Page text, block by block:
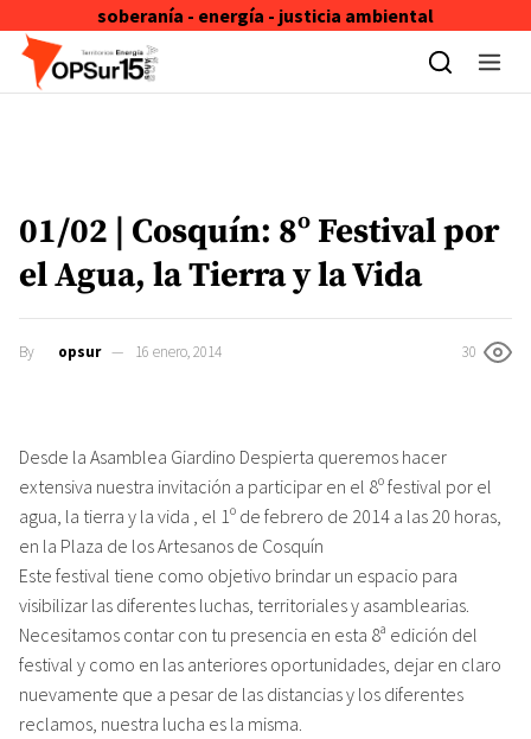
soberanía - energía - justicia ambiental
Skip to content
01/02 | Cosquín: 8º Festival por
el Agua, la Tierra y la Vida
By opsur 16 enero, 2014 30
Desde la Asamblea Giardino Despierta queremos hacer
extensiva nuestra invitación a participar en el 8º festival por el
agua, la tierra y la vida , el 1º de febrero de 2014 a las 20 horas,
en la Plaza de los Artesanos de Cosquín
Este festival tiene como objetivo brindar un espacio para
visibilizar las diferentes luchas, territoriales y asamblearias.
Necesitamos contar con tu presencia en esta 8ª edición del
festival y como en las anteriores oportunidades, dejar en claro
nuevamente que a pesar de las distancias y los diferentes
reclamos, nuestra lucha es la misma.